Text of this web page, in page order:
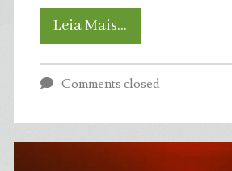
Leia Mais…
que
Comments closed